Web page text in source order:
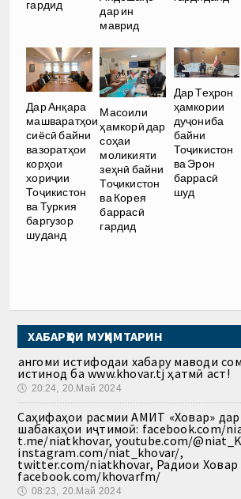
гардид
дар ин
маврид
Дар Анқара
машваратҳои
сиёсӣ байни
вазоратҳои
корҳои
хориҷии
Тоҷикистон
ва Туркия
баргузор
шуданд
Масоили
ҳамкорӣ дар
соҳаи
моликияти
зеҳнӣ байни
Тоҷикистон
ва Корея
баррасӣ
гардид
Дар Теҳрон
ҳамкории
дуҷониба
байни
Тоҷикистон
ва Эрон
баррасӣ
шуд
ХАБАРҲОИ МУҲИМТАРИН
Ҳангоми истифодаи хабару маводи
истинод ба www.khovar.tj ҳатмӣ аст!
🕔 20:24, 20.Май 2024
Саҳифаҳои расмии АМИТ «Ховар» дар
шабакаҳои иҷтимоӣ: facebook.com/
t.me/niatkhovar, youtube.com/
instagram.com/niat_khovar/,
twitter.com/niatkhovar, Радиои Ховар
facebook.com/khovarfm/
🕔 08:23, 20.Май 2024